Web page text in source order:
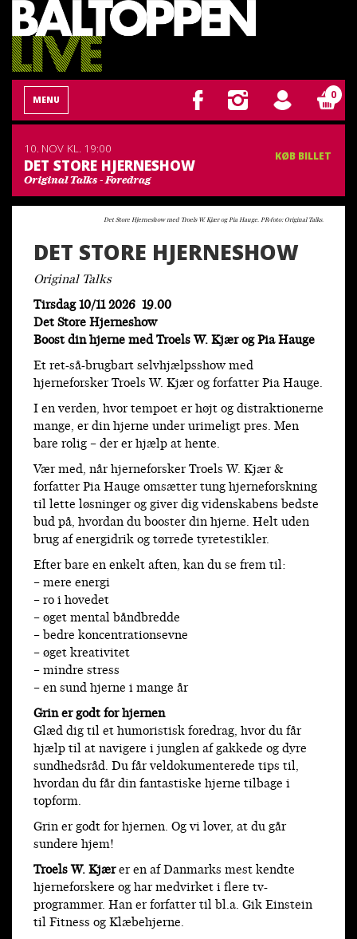
MENU 0
10. NOV KL. 19:00
DET STORE HJERNESHOW
Original Talks - Foredrag
KØB BILLET
Det Store Hjerneshow med Troels W. Kjær og Pia Hauge. PR-foto: Original Talks.
DET STORE HJERNESHOW
Original Talks
Tirsdag 10/11 2026 19.00
Det Store Hjerneshow
Boost din hjerne med Troels W. Kjær og Pia Hauge
Et ret-så-brugbart selvhjælpsshow med
hjerneforsker Troels W. Kjær og forfatter Pia Hauge.
I en verden, hvor tempoet er højt og distraktionerne
mange, er din hjerne under urimeligt pres. Men
bare rolig – der er hjælp at hente.
Vær med, når hjerneforsker Troels W. Kjær &
forfatter Pia Hauge omsætter tung hjerneforskning
til lette løsninger og giver dig videnskabens bedste
bud på, hvordan du booster din hjerne. Helt uden
brug af energidrik og tørrede tyretestikler.
Efter bare en enkelt aften, kan du se frem til:
– mere energi
– ro i hovedet
– øget mental båndbredde
– bedre koncentrationsevne
– øget kreativitet
– mindre stress
– en sund hjerne i mange år
Grin er godt for hjernen
Glæd dig til et humoristisk foredrag, hvor du får
hjælp til at navigere i junglen af gakkede og dyre
sundhedsråd. Du får veldokumenterede tips til,
hvordan du får din fantastiske hjerne tilbage i
topform.
Grin er godt for hjernen. Og vi lover, at du går
sundere hjem!
Troels W. Kjærer en af Danmarks mest kendte
hjerneforskere og har medvirket i flere tv-
programmer. Han er forfatter til bl.a. Gik Einstein
til Fitness og Klæbehjerne.